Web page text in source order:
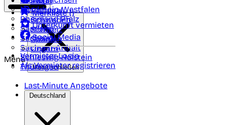
Nordrhein-Westfalen
Rheinland Pfalz
Saarland
Sachsen
Sachsen-Anhalt
Schleswig-Holstein
Thüringen
Portugal
Schweden
Schweiz
Spanien
Ungarn
Merkliste ()
Unterkunft vermieten
Social Media
Vermieter-Login
Als Vermieter registrieren
Menü
Menü schließen
Last-Minute Angebote
Deutschland